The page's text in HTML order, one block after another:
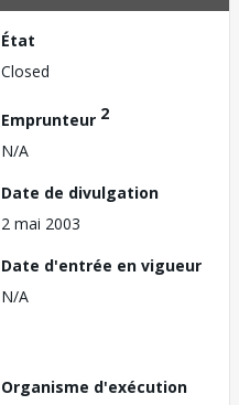
État
Closed
Emprunteur 2
N/A
Date de divulgation
2 mai 2003
Date d'entrée en vigueur
N/A
Organisme d'exécution